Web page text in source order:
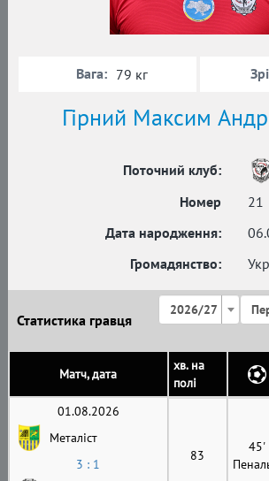
Гірний Максим
Поточний клуб:
Номер
21
Дата народження:
Громадянство:
Вага: 79 кг
Статистика гравця
2026/27
Матч, дата
хв. на
полі
01.08.2026
Металіст
3 : 1
83
45'